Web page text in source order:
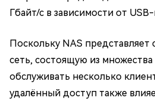
Гбайт/с в зависимости от
Поскольку NAS представляет
сеть, состоящую из
обслуживать несколько
удалённый доступ также